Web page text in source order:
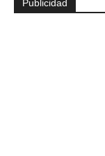
Publicidad